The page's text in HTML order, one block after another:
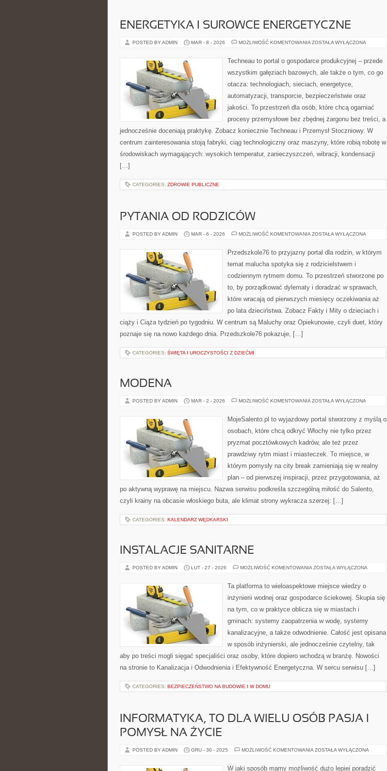
ENERGETYKA I SUROWCE ENERGETYCZNE
POSTED BY ADMIN MAR - 8 - 2026 MOŻLIWOŚĆ KOMENTOWANIA ENERGETYKA
ENERGETYCZNE
ZOSTAŁA WYŁĄCZONA
Techneau to portal o gospodarce produkcyjnej – przede
wszystkim gałęziach bazowych, ale także o tym, co go
otacza: technologiach, sieciach, energetyce,
automatyzacji, transporcie, bezpieczeństwie oraz
jakości. To przestrzeń dla osób, które chcą ogarniać
procesy przemysłowe bez zbędnej żargonu bez treści, a
jednocześnie doceniają praktykę. Zobacz koniecznie Techneau i Przemysł Stoczniowy. W
centrum zainteresowania stoją fabryki, ciąg technologiczny oraz maszyny, które robią robotę w
środowiskach wymagających: wysokich temperatur, zanieczyszczeń, wibracji, kondensacji
[…]
CATEGORIES: ZDROWIE PUBLICZNE
PYTANIA OD RODZICÓW
POSTED BY ADMIN MAR - 6 - 2026 MOŻLIWOŚĆ KOMENTOWANIA PYTANIA
ZOSTAŁA WYŁĄCZONA
Przedszkole76 to przyjazny portal dla rodzin, w którym
temat malucha spotyka się z rodzicielstwem i
codziennym rytmem domu. To przestrzeń stworzone po
to, by porządkować dylematy i doradzać w sprawach,
które wracają od pierwszych miesięcy oczekiwania aż
po lata dzieciństwa. Zobacz Fakty i Mity o dzieciach i
ciąży i Ciąża tydzień po tygodniu. W centrum są Maluchy oraz Opiekunowie, czyli duet, który
poznaje się na nowo każdego dnia. Przedszkole76 pokazuje, […]
CATEGORIES: ŚWIĘTA I UROCZYSTOŚCI Z DZIEĆMI
MODENA
POSTED BY ADMIN MAR - 2 - 2026 MOŻLIWOŚĆ KOMENTOWANIA MODENA
ZOSTAŁA WYŁĄCZONA
MojeSalento.pl to wyjazdowy portal stworzony z myślą o
osobach, które chcą odkryć Włochy nie tylko przez
pryzmat pocztówkowych kadrów, ale też przez
prawdziwy rytm miast i miasteczek. To miejsce, w
którym pomysły na city break zamieniają się w realny
plan – od pierwszej inspiracji, przez przygotowania, aż
po aktywną wyprawę na miejscu. Nazwa serwisu podkreśla szczególną miłość do Salento,
czyli krainy na obcasie włoskiego buta, ale klimat strony wykracza szerzej: […]
CATEGORIES: KALENDARZ WĘDKARSKI
INSTALACJE SANITARNE
POSTED BY ADMIN LUT - 27 - 2026 MOŻLIWOŚĆ KOMENTOWANIA INSTALACJE
ZOSTAŁA WYŁĄCZONA
Ta platforma to wieloaspektowe miejsce wiedzy o
inżynierii wodnej oraz gospodarce ściekowej. Skupia się
na tym, co w praktyce oblicza się w miastach i
gminach: systemy zaopatrzenia w wodę, systemy
kanalizacyjne, a także odwodnienie. Całość jest opisana
w sposób inżynierski, ale jednocześnie czytelny, tak
aby po treści mogli sięgać specjaliści oraz osoby, które dopiero wchodzą w branżę. Nowości
na stronie to Kanalizacja i Odwodnienia i Efektywność Energetyczna. W sercu serwisu […]
CATEGORIES: BEZPIECZEŃSTWO NA BUDOWIE I W DOMU
INFORMATYKA, TO DLA WIELU OSÓB PASJA I
POMYSŁ NA ŻYCIE
POSTED BY ADMIN GRU - 30 - 2025 MOŻLIWOŚĆ KOMENTOWANIA INFORMATYKA,
WIELU
ZOSTAŁA WYŁĄCZONA
W jaki sposób mamy możliwość dużo lepiej poradzić